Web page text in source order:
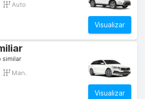
Auto
Visualizar
similar
Man.
Visualizar